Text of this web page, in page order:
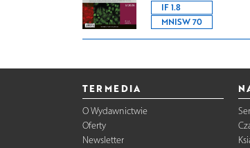
IF 1.8
MNISW 70
TERMEDIA
O Wydawnictwie
Oferty
Newsletter